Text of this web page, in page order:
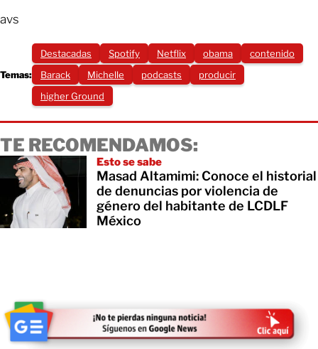
avs
Temas:
Destacadas Spotify Netflix obama
contenido
Barack
Michelle podcasts
producir
higher Ground
TE RECOMENDAMOS:
Esto se sabe
Masad Altamimi: Conoce el historial
de denuncias por violencia de
género del habitante de LCDLF
México